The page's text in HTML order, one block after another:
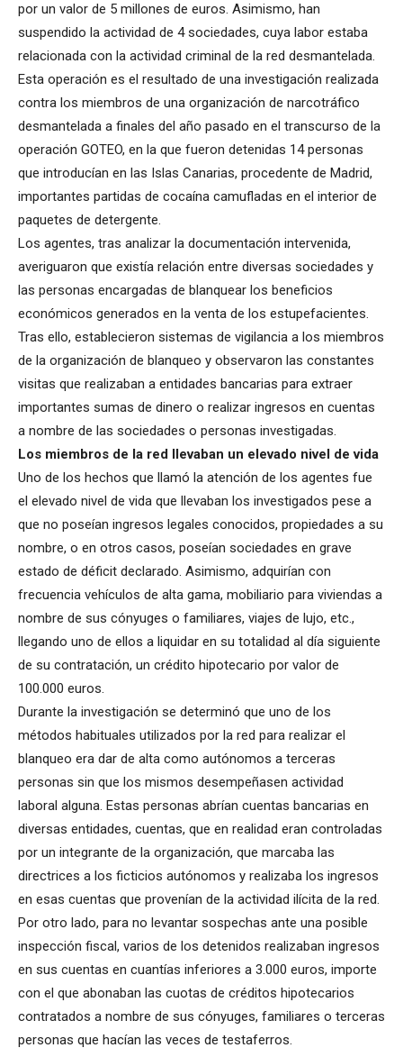
por un valor de 5 millones de euros. Asimismo, han
suspendido la actividad de 4 sociedades, cuya labor estaba
relacionada con la actividad criminal de la red desmantelada.
Esta operación es el resultado de una investigación realizada
contra los miembros de una organización de narcotráfico
desmantelada a finales del año pasado en el transcurso de la
operación GOTEO, en la que fueron detenidas 14 personas
que introducían en las Islas Canarias, procedente de Madrid,
importantes partidas de cocaína camufladas en el interior de
paquetes de detergente.
Los agentes, tras analizar la documentación intervenida,
averiguaron que existía relación entre diversas sociedades y
las personas encargadas de blanquear los beneficios
económicos generados en la venta de los estupefacientes.
Tras ello, establecieron sistemas de vigilancia a los miembros
de la organización de blanqueo y observaron las constantes
visitas que realizaban a entidades bancarias para extraer
importantes sumas de dinero o realizar ingresos en cuentas
a nombre de las sociedades o personas investigadas.
Los miembros de la red llevaban un elevado nivel de vida
Uno de los hechos que llamó la atención de los agentes fue
el elevado nivel de vida que llevaban los investigados pese a
que no poseían ingresos legales conocidos, propiedades a su
nombre, o en otros casos, poseían sociedades en grave
estado de déficit declarado. Asimismo, adquirían con
frecuencia vehículos de alta gama, mobiliario para viviendas a
nombre de sus cónyuges o familiares, viajes de lujo, etc.,
llegando uno de ellos a liquidar en su totalidad al día siguiente
de su contratación, un crédito hipotecario por valor de
100.000 euros.
Durante la investigación se determinó que uno de los
métodos habituales utilizados por la red para realizar el
blanqueo era dar de alta como autónomos a terceras
personas sin que los mismos desempeñasen actividad
laboral alguna. Estas personas abrían cuentas bancarias en
diversas entidades, cuentas, que en realidad eran controladas
por un integrante de la organización, que marcaba las
directrices a los ficticios autónomos y realizaba los ingresos
en esas cuentas que provenían de la actividad ilícita de la red.
Por otro lado, para no levantar sospechas ante una posible
inspección fiscal, varios de los detenidos realizaban ingresos
en sus cuentas en cuantías inferiores a 3.000 euros, importe
con el que abonaban las cuotas de créditos hipotecarios
contratados a nombre de sus cónyuges, familiares o terceras
personas que hacían las veces de testaferros.